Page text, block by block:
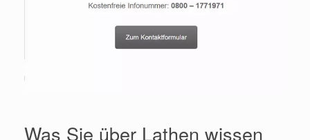
Was Sie über Lathen wissen